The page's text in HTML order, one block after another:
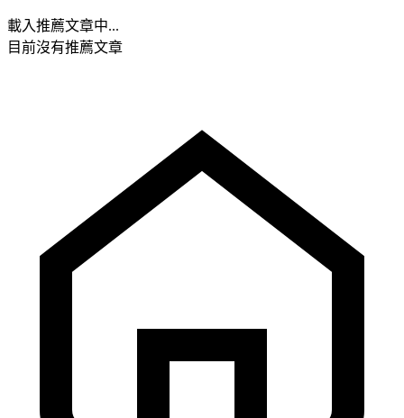
載入推薦文章中...
目前沒有推薦文章